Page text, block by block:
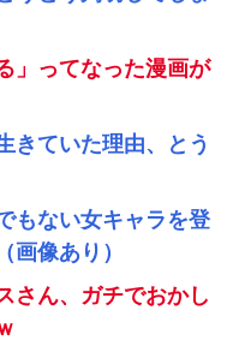
」ってなった漫画が
きていた理由、とう
もない女キャラを登
画像あり）
さん、ガチでおかし